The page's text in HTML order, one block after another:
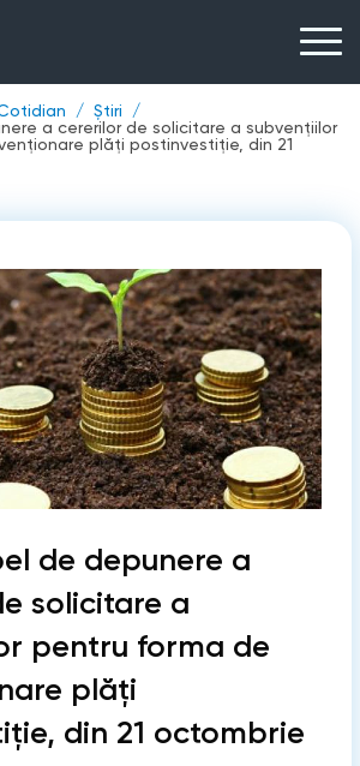
Știri
a cererilor de solicitare a subvențiilor
plăți postinvestiție, din 21
de depunere a
solicitare a
pentru forma de
plăți
din 21 octombrie